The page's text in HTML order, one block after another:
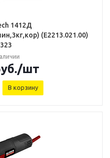
1412Д
(Е2213.021.00)
/шт
В корзину